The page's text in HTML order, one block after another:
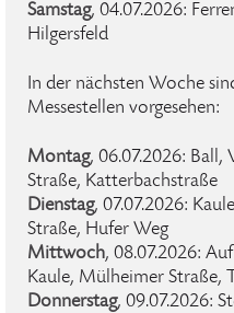
Samstag, 04.07.2026:
Hilgersfeld
In der nächsten Woche
Messestellen vorgesehen:
Montag, 06.07.2026: Ball,
Straße, Katterbachstraße
Dienstag, 07.07.2026:
Straße, Hufer Weg
Mittwoch, 08.07.2026:
Kaule, Mülheimer Straße,
Donnerstag, 09.07.2026: